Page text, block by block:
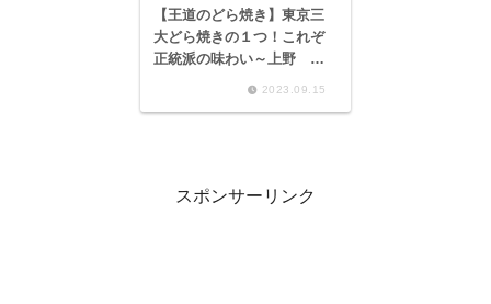
【王道のどら焼き】東京三
大どら焼きの１つ！これぞ
正統派の味わい～上野 う
2023.09.15
スポンサーリンク